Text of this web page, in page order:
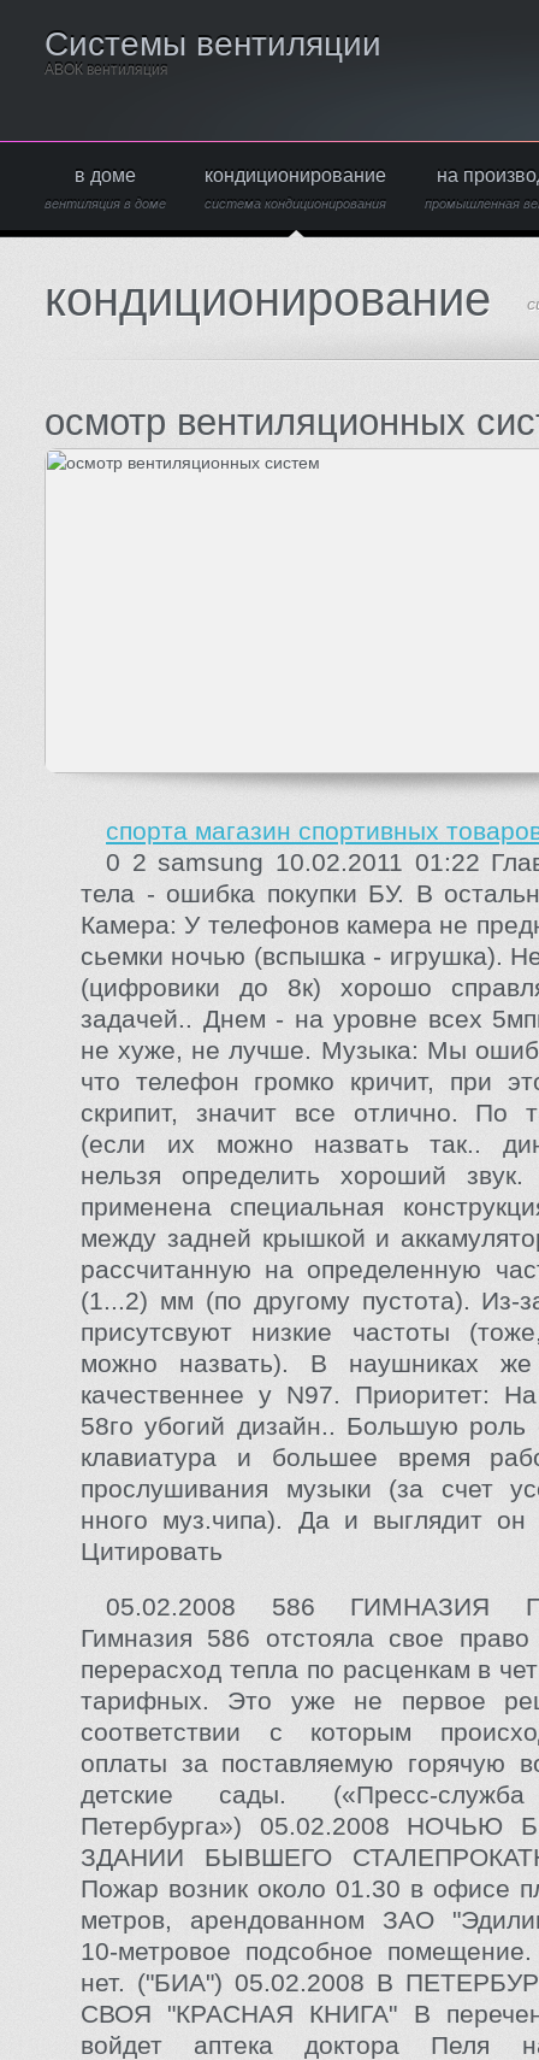
Системы вентиляции
АВОК вентиляция
в доме
вентиляция в доме
кондиционирование
система кондиционирования
на
промышленная
кондиционирование
осмотр вентиляционных
спорта магазин спортивных
0 2 samsung 10.02.2011 01:22
тела - ошибка покупки БУ. В
Камера: У телефонов камера не
сьемки ночью (вспышка - игрушка).
(цифровики до 8к) хорошо
задачей.. Днем - на уровне всех
не хуже, не лучше. Музыка: Мы
что телефон громко кричит, при
скрипит, значит все отлично. По
(если их можно назвать так..
нельзя определить хороший
применена специальная
между задней крышкой и
рассчитанную на определенную
(1...2) мм (по другому пустота). Из-
присутсвуют низкие частоты
можно назвать). В наушниках же
качественнее у N97. Приоритет:
58го убогий дизайн.. Большую роль
клавиатура и большее время
прослушивания музыки (за счет
нного муз.чипа). Да и выглядит
Цитировать
05.02.2008 586 ГИМНАЗИЯ
Гимназия 586 отстояла свое
перерасход тепла по расценкам в
тарифных. Это уже не первое
соответствии с которым
оплаты за поставляемую горячую
детские сады. («Пресс-служба
Петербурга») 05.02.2008
ЗДАНИИ БЫВШЕГО
Пожар возник около 01.30 в офисе
метров, арендованном ЗАО
10-метровое подсобное
нет. ("БИА") 05.02.2008 В
СВОЯ "КРАСНАЯ КНИГА" В
войдет аптека доктора Пеля